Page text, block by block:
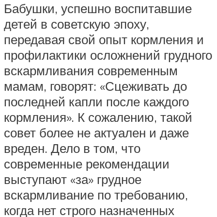
Бабушки, успешно воспитавшие
детей в советскую эпоху,
передавая свой опыт кормления и
профилактики осложнений грудного
вскармливания современным
мамам, говорят: «Сцеживать до
последней капли после каждого
кормления». К сожалению, такой
совет более не актуален и даже
вреден. Дело в том, что
современные рекомендации
выступают «за» грудное
вскармливание по требованию,
когда нет строго назначенных